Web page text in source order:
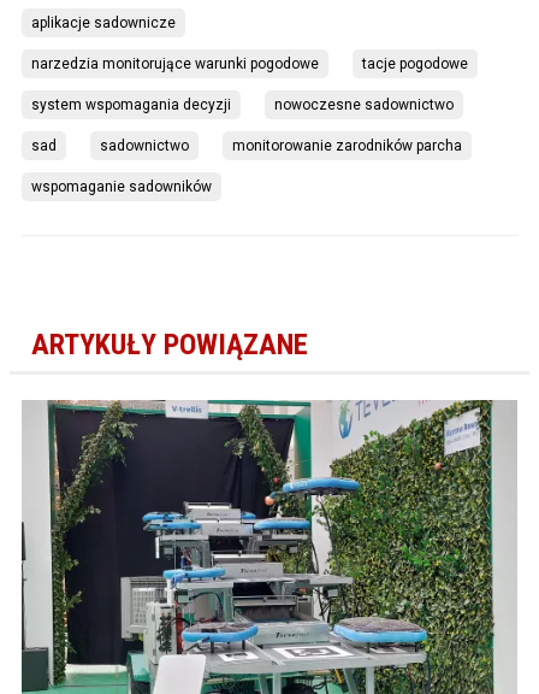
aplikacje sadownicze
narzedzia monitorujące warunki pogodowe tacje pogodowe
system wspomagania decyzji nowoczesne sadownictwo
sad sadownictwo monitorowanie zarodników parcha
wspomaganie sadowników
ARTYKUŁY POWIĄZANE